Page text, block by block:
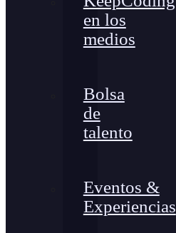
en los
medios
Bolsa
de
talento
Eventos &
Experiencias